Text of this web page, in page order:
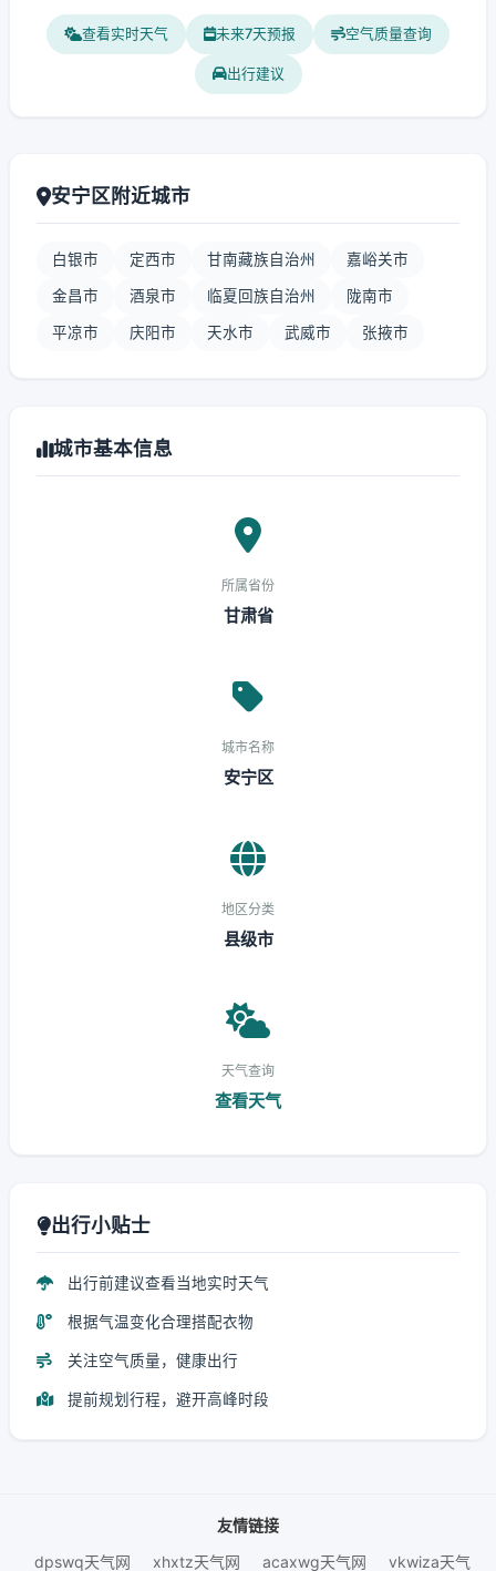
查看实时天气 未来7天预报 空气质量查询
出行建议
安宁区附近城市
白银市 定西市 甘南藏族自治州 嘉峪关市
金昌市 酒泉市 临夏回族自治州 陇南市
平凉市 庆阳市 天水市 武威市 张掖市
城市基本信息
所属省份
甘肃省
城市名称
安宁区
地区分类
县级市
天气查询
查看天气
出行小贴士
出行前建议查看当地实时天气
根据气温变化合理搭配衣物
关注空气质量，健康出行
提前规划行程，避开高峰时段
友情链接
dpswq天气网
xhxtz天气网 acaxwg天气网 vkwiza天气